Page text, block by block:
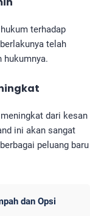
terhadap
telah
hukumnya.
dari kesan
ini akan sangat
peluang baru
dan Opsi